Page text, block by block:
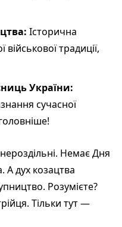
Історична
традиції,
України:
сучасної
Немає Дня
А дух козацтва
Розумієте?
Тільки тут —